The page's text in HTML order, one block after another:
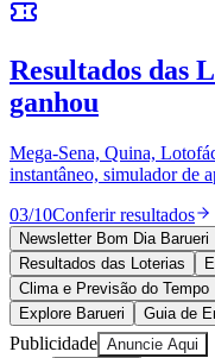
Anuncie no Portal
Cadastrar Empresa
Divulgar Vagas
Política
Esportes
Saúde
Segurança
Cultura
Meio Ambiente
Obras
Educação
Resultados das
ganhou
Mega-Sena, Quina,
instantâneo, simulador de
03/10Conferir resultados
Newsletter Bom Dia Barueri
Resultados das Loterias
Clima e Previsão do Tempo
Explore Barueri
Guia de
Publicidade Anuncie Aqui